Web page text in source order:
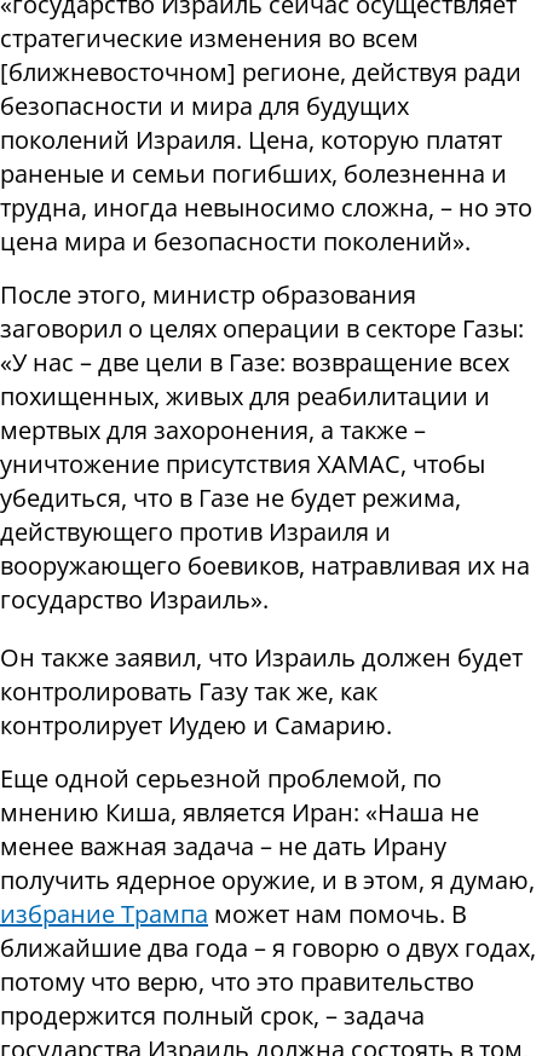
стратегические изменения во всем
[ближневосточном] регионе, действуя ради
безопасности и мира для будущих
поколений Израиля. Цена, которую платят
раненые и семьи погибших, болезненна и
трудна, иногда невыносимо сложна, – но это
цена мира и безопасности поколений».
После этого, министр образования
заговорил о целях операции в секторе Газы:
«У нас – две цели в Газе: возвращение всех
похищенных, живых для реабилитации и
мертвых для захоронения, а также –
уничтожение присутствия ХАМАС, чтобы
убедиться, что в Газе не будет режима,
действующего против Израиля и
вооружающего боевиков, натравливая их на
государство Израиль».
Он также заявил, что Израиль должен будет
контролировать Газу так же, как
контролирует Иудею и Самарию.
Еще одной серьезной проблемой, по
мнению Киша, является Иран: «Наша не
менее важная задача – не дать Ирану
получить ядерное оружие, и в этом, я думаю,
избрание Трампа может нам помочь. В
ближайшие два года – я говорю о двух годах,
потому что верю, что это правительство
продержится полный срок, – задача
государства Израиль должна состоять в том,